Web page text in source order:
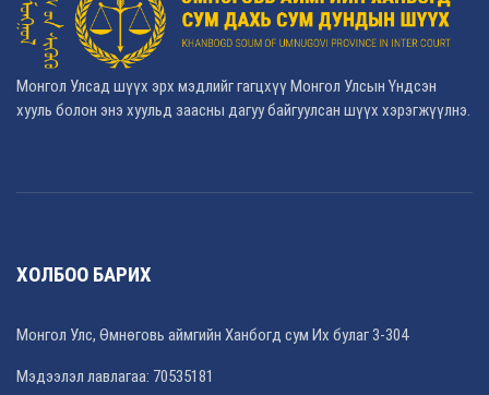
Монгол Улсад шүүх эрх мэдлийг гагцхүү Монгол Улсын Үндсэн
хууль болон энэ хуульд заасны дагуу байгуулсан шүүх хэрэгжүүлнэ.
ХОЛБОО БАРИХ
Монгол Улс, Өмнөговь аймгийн Ханбогд сум Их булаг 3-304
Мэдээлэл лавлагаа: 70535181